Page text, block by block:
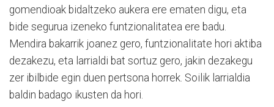
gomendioak bidaltzeko aukera ere ematen digu, eta
bide segurua izeneko funtzionalitatea ere badu.
Mendira bakarrik joanez gero, funtzionalitate hori aktiba
dezakezu, eta larrialdi bat sortuz gero, jakin dezakegu
zer ibilbide egin duen pertsona horrek. Soilik larrialdia
baldin badago ikusten da hori.